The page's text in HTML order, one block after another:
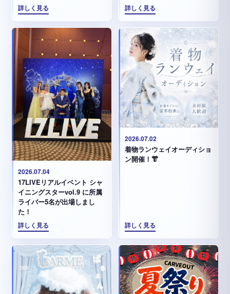
詳しく見る 詳しく見る
2026.07.04
17LIVEリアルイベント シャ
イニングスターvol.9 に所属
ライバー5名が出場しまし
た！
詳しく見る
2026.07.02
着物ランウェイオーディショ
ン開催！👘
詳しく見る